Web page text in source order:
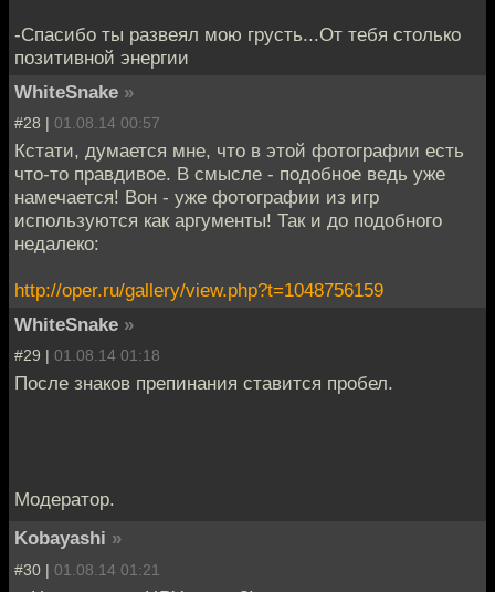
-Спасибо ты развеял мою грусть...От тебя столько
позитивной энергии
WhiteSnake »
#28 | 01.08.14 00:57
Кстати, думается мне, что в этой фотографии есть
что-то правдивое. В смысле - подобное ведь уже
намечается! Вон - уже фотографии из игр
используются как аргументы! Так и до подобного
недалеко:
http://oper.ru/gallery/view.php?t=1048756159
WhiteSnake »
#29 | 01.08.14 01:18
После знаков препинания ставится пробел.
Модератор.
Kobayashi »
#30 | 01.08.14 01:21